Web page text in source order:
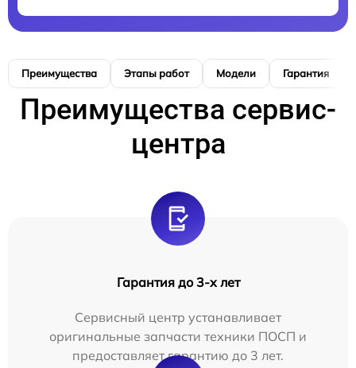
Преимущества Этапы работ Модели Гарантия
Преимущества сервис-
центра
Гарантия до 3-х лет
Сервисный центр устанавливает
оригинальные запчасти техники ПОСП и
предоставляет гарантию до 3 лет.